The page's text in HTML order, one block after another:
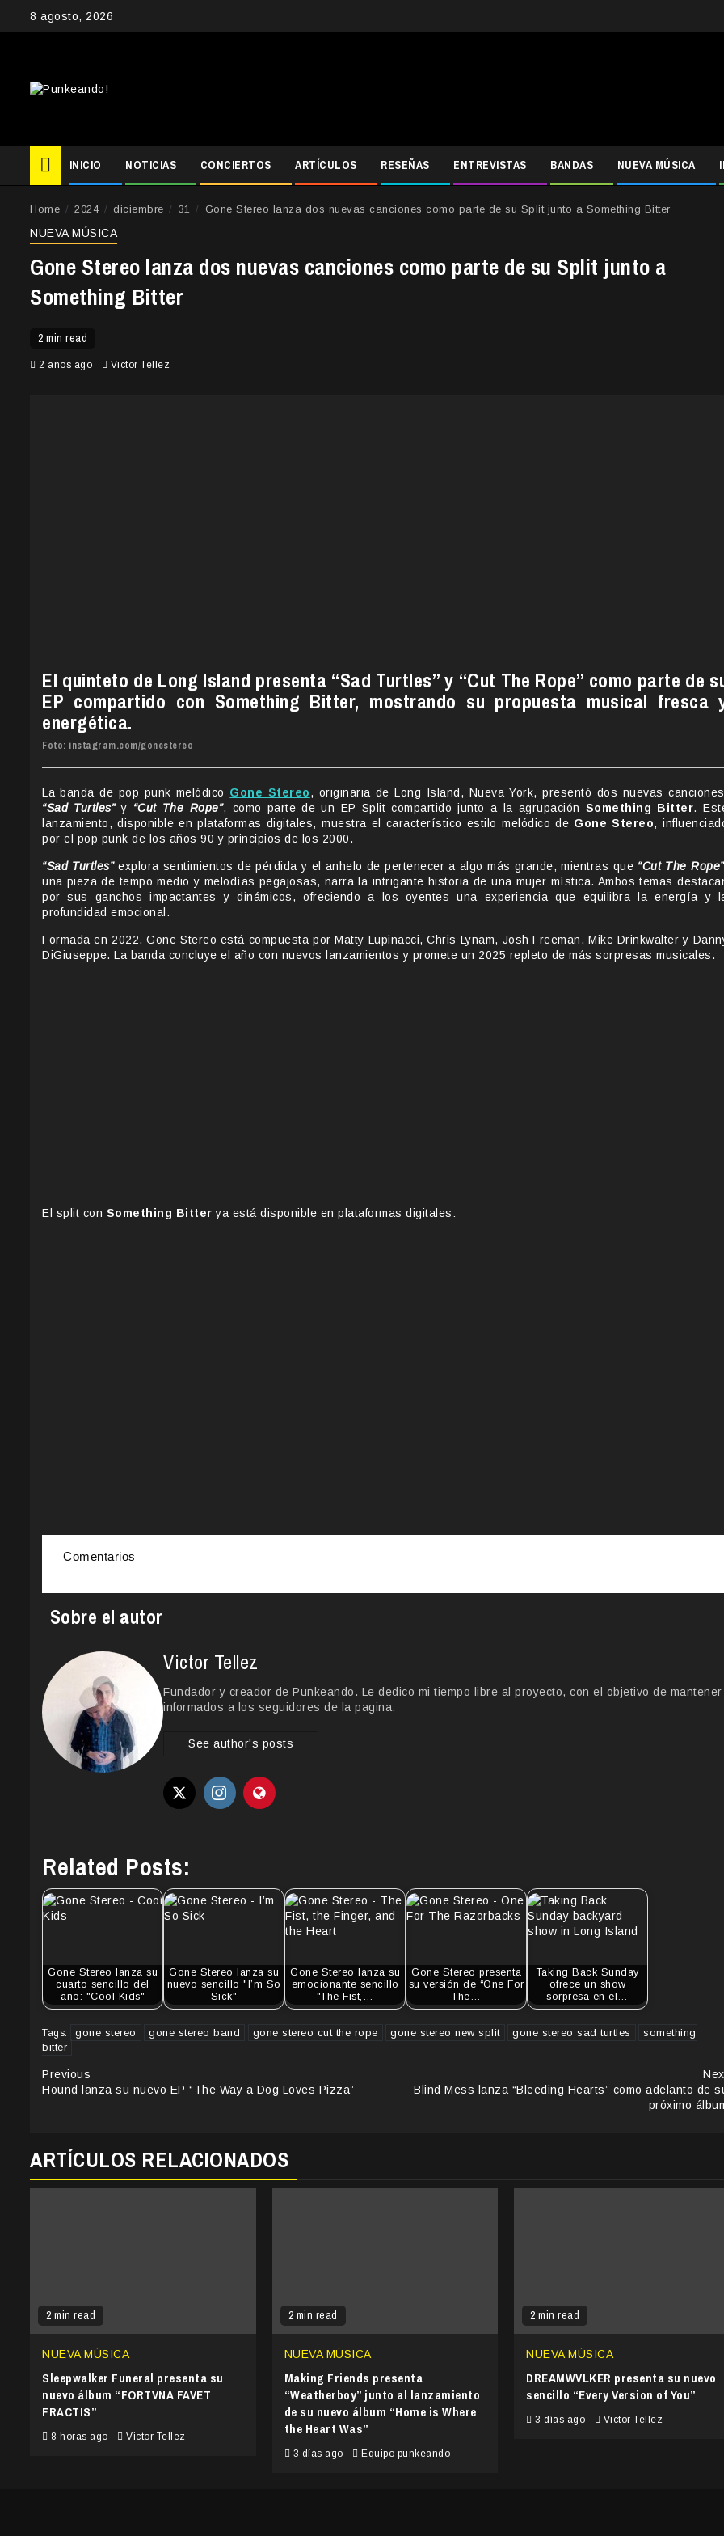
8 agosto, 2026
INICIO NOTICIAS CONCIERTOS ARTÍCULOS RESEÑAS ENTREVISTAS BANDAS NUEVA MÚSICA
Home 2024 diciembre 31 Gone Stereo lanza dos nuevas canciones como parte de su Split junto a Something Bitter
NUEVA MÚSICA
Gone Stereo lanza dos nuevas canciones como parte de su Split junto a
Something Bitter
2 min read
2 años ago Victor Tellez
El quinteto de Long Island presenta “Sad Turtles” y “Cut The Rope” como parte de
EP compartido con Something Bitter, mostrando su propuesta musical fresca
energética.
Foto: instagram.com/gonestereo
La banda de pop punk melódico Gone Stereo, originaria de Long Island, Nueva York, presentó dos nuevas
“Sad Turtles”y “Cut The Rope”, como parte de un EP Split compartido junto a la agrupación Something Bitter.
lanzamiento, disponible en plataformas digitales, muestra el característico estilo melódico de Gone Stereo,
por el pop punk de los años 90 y principios de los 2000.
“Sad Turtles”explora sentimientos de pérdida y el anhelo de pertenecer a algo más grande, mientras que “Cut The Rope”
una pieza de tempo medio y melodías pegajosas, narra la intrigante historia de una mujer mística. Ambos temas
por sus ganchos impactantes y dinámicos, ofreciendo a los oyentes una experiencia que equilibra la energía y
profundidad emocional.
Formada en 2022, Gone Stereo está compuesta por Matty Lupinacci, Chris Lynam, Josh Freeman, Mike Drinkwalter y
DiGiuseppe. La banda concluye el año con nuevos lanzamientos y promete un 2025 repleto de más sorpresas musicales.
El split con Something Bitter ya está disponible en plataformas digitales:
Comentarios
Sobre el autor
Victor Tellez
Fundador y creador de Punkeando. Le dedico mi tiempo libre al proyecto, con el objetivo de mantener
informados a los seguidores de la pagina.
See author's posts
Related Posts:
Gone Stereo lanza su
cuarto sencillo del
año: "Cool Kids"
Gone Stereo lanza su
nuevo sencillo "I’m So
Sick"
Gone Stereo lanza su
emocionante sencillo
"The Fist,…
Gone Stereo presenta
su versión de “One For
The…
Taking Back Sunday
ofrece un show
sorpresa en el…
Tags: gone stereo gone stereo band gone stereo cut the rope gone stereo new split gone stereo sad turtles
something
bitter
Continue
Previous
Hound lanza su nuevo EP “The Way a Dog Loves Pizza”
Blind Mess lanza “Bleeding Hearts” como adelanto de
próximo
ARTÍCULOS RELACIONADOS
2 min read
NUEVA MÚSICA
Sleepwalker Funeral presenta su
nuevo álbum “FORTVNA FAVET
FRACTIS”
8 horas ago Victor Tellez
2 min read
NUEVA MÚSICA
Making Friends presenta
“Weatherboy” junto al lanzamiento
de su nuevo álbum “Home is Where
the Heart Was”
3 días ago Equipo punkeando
2 min read
NUEVA MÚSICA
DREAMWVLKER presenta su nuevo
sencillo “Every Version of You”
3 días ago Victor Tellez